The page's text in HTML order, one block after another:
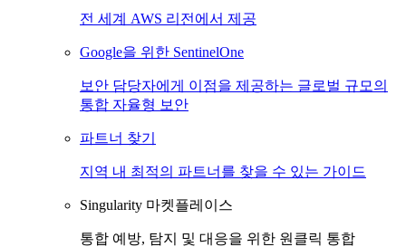
전 세계 AWS 리전에서 제공
Google을 위한 SentinelOne
보안 담당자에게 이점을 제공하는 글로벌 규모의
통합 자율형 보안
파트너 찾기
지역 내 최적의 파트너를 찾을 수 있는 가이드
Singularity 마켓플레이스
통합 예방, 탐지 및 대응을 위한 원클릭 통합